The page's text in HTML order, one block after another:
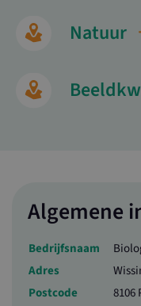
Natuur
Algemene
Bedrijfsnaam
Adres
Postcode
8106